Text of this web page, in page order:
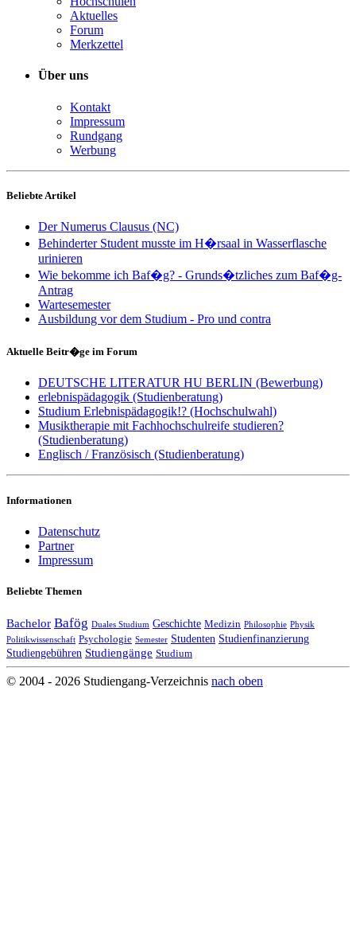
Aktuelles
Forum
Merkzettel
Über uns
Kontakt
Impressum
Rundgang
Werbung
Beliebte Artikel
Der Numerus Clausus (NC)
Behinderter Student musste im H�rsaal in Wasserflasche
urinieren
Wie bekomme ich Baf�g? - Grunds�tzliches zum Baf�g-
Antrag
Wartesemester
Ausbildung vor dem Studium - Pro und contra
Aktuelle Beitr�ge im Forum
DEUTSCHE LITERATUR HU BERLIN (Bewerbung)
erlebnispädagogik (Studienberatung)
Studium Erlebnispädagogik!? (Hochschulwahl)
Musiktherapie mit Fachhochschulreife studieren?
(Studienberatung)
Englisch / Französisch (Studienberatung)
Informationen
Datenschutz
Partner
Impressum
Beliebte Themen
Bachelor Bafög Duales Studium Geschichte Medizin Philosophie Physik
Politikwissenschaft Psychologie Semester Studenten Studienfinanzierung
Studiengebühren Studiengänge Studium
© 2004 - 2026 Studiengang-Verzeichnis nach oben